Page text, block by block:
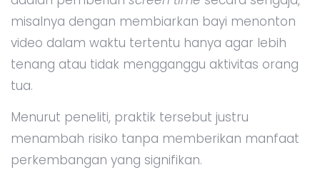
misalnya dengan membiarkan bayi menonton
video dalam waktu tertentu hanya agar lebih
tenang atau tidak mengganggu aktivitas orang
tua.
Menurut peneliti, praktik tersebut justru
menambah risiko tanpa memberikan manfaat
perkembangan yang signifikan.